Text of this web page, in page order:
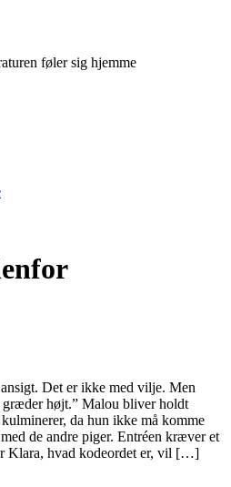
føler sig hjemme
Det er ikke med vilje. Men
højt.” Malou bliver holdt
da hun ikke må komme
de andre piger. Entréen kræver et
Klara, hvad kodeordet er, vil […]